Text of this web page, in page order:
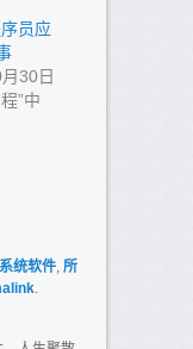
员应
30日
”中
系统软件, 所
.